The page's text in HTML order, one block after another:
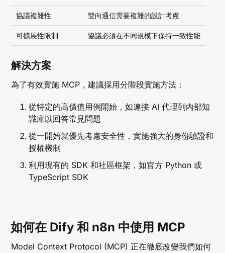
協議複雜性 雙向通信需要複雜的設計考慮
可擴展性限制 協議必須在不同規模下保持一致性能
解決方案
為了有效實施 MCP，建議採用分階段實施方法：
從特定的高價值用例開始，如連接 AI 代理到內部知
識庫以回答常見問題
從一開始就優先考慮安全性，實施強大的身份驗證和
授權機制
利用現有的 SDK 和社區框架，如官方 Python 或
TypeScript SDK
如何在 Dify 和 n8n 中使用 MCP
Model Context Protocol (MCP) 正在徹底改變我們如何